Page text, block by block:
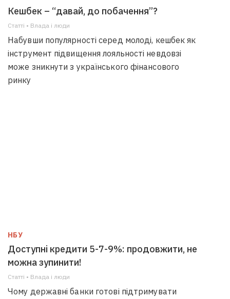
Кешбек – “давай, до побачення”?
Статті • Влада i люди
Набувши популярності серед молоді, кешбек як
інструмент підвищення лояльності невдовзі
може зникнути з українського фінансового
ринку
НБУ
Доступні кредити 5-7-9%: продовжити, не
можна зупинити!
Статті • Влада i люди
Чому державні банки готові підтримувати